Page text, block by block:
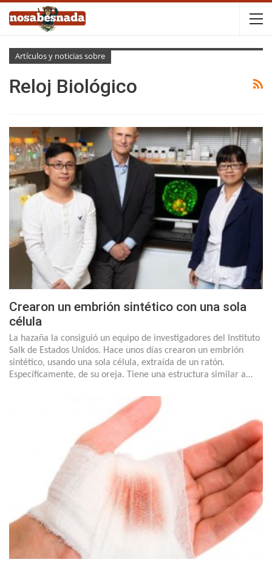
Artículos y noticias sobre
Reloj Biológico
Crearon un embrión sintético con una sola
célula
La hazaña la consiguió un equipo de investigadores del Instituto
Salk de Estados Unidos. Hace unos días crearon un embrión
sintético, usando una sola célula, extraída de un ratón.
Específicamente, de su oreja. Tiene una estructura similar a…